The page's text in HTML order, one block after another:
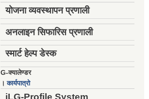
योजना व्यवस्थापन प्रणाली
अनलाइन सिफारिस प्रणाली
स्मार्ट हेल्प डेस्क
G-क्यालेण्डर
।कार्यपात्रो
iLG-Profile System